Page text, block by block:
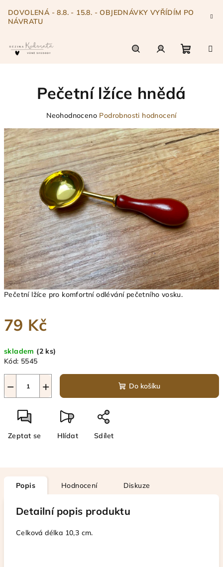
obsah
DOVOLENÁ - 8.8. - 15.8. - OBJEDNÁVKY VYŘÍDÍM PO
NÁVRATU
Pečetní lžíce pro komfortní odlévání pečetního vosku.
79 Kč
cena:
skladem (2 ks)
Kód: 5545
+
− Do košíku
Zeptat se Hlídat Sdílet
Pečetní lžíce hnědá
Průměrné
produktu
je
0,0
z
5
hvězdiček.
Neohodnoceno Podrobnosti hodnocení
Popis Hodnocení Diskuze
Detailní popis produktu
Celková délka 10,3 cm.